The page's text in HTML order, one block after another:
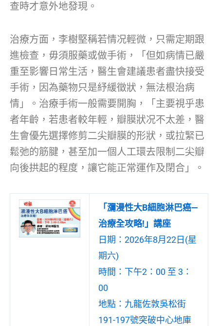
查時才意外地發現。
治療方面，李樹堅稱若情况輕微，只需定期跟
進檢查，毋須服藥或做手術，「但如病情已嚴
重至影響日常生活，醫生會建議患者盡快接受
手術，因為藥物只是紓緩徵狀，無法根治病
情」。治療手術一般需要開胸，「主要視乎患
者年齡，若患者較年輕，瓣膜狀况不太差，醫
生會優先選擇修剪二尖瓣膜的形狀，或拉緊已
鬆弛的筋腱，甚至加一個人工環去限制二尖瓣
向後拱起的程度，讓它能正常運作及閉合」。
「瀰漫性大B細胞淋巴癌—
治療全攻略!」講座
日期：2026年8月22日(星
期六)
時間：下午2：00 至 3：
00
地點：九龍佐敦吳松街
191-197號突破中心地庫